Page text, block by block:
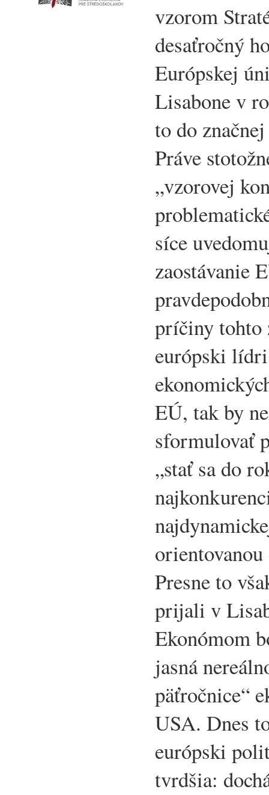
vzorom
desaťročný
Európskej
Lisabone v
to do
Práve
„vzorovej
síce
zaostávanie
príčiny tohto
európski
EÚ, tak by
sformulovať
„stať sa do
Presne to
prijali v
Ekonómom
jasná
päťročnice“
USA. Dnes
európski
tvrdšia: